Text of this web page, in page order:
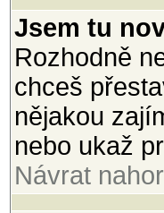
Jsem tu
Rozhodně
chceš
nějakou
nebo ukaž
Návrat